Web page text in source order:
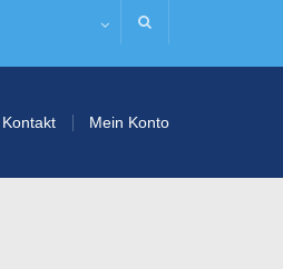
Kontakt Mein Konto